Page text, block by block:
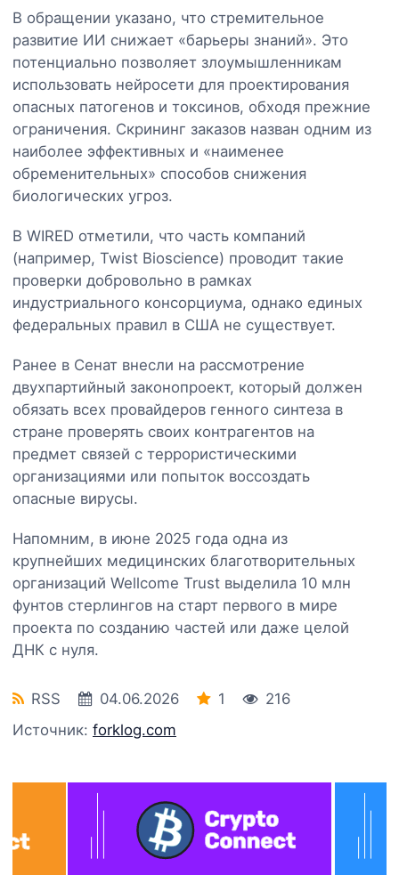
В обращении указано, что стремительное
развитие ИИ снижает «барьеры знаний». Это
потенциально позволяет злоумышленникам
использовать нейросети для проектирования
опасных патогенов и токсинов, обходя прежние
ограничения. Скрининг заказов назван одним из
наиболее эффективных и «наименее
обременительных» способов снижения
биологических угроз.
В WIRED отметили, что часть компаний
(например, Twist Bioscience) проводит такие
проверки добровольно в рамках
индустриального консорциума, однако единых
федеральных правил в США не существует.
Ранее в Сенат внесли на рассмотрение
двухпартийный законопроект, который должен
обязать всех провайдеров генного синтеза в
стране проверять своих контрагентов на
предмет связей с террористическими
организациями или попыток воссоздать
опасные вирусы.
Напомним, в июне 2025 года одна из
крупнейших медицинских благотворительных
организаций Wellcome Trust выделила 10 млн
фунтов стерлингов на старт первого в мире
проекта по созданию частей или даже целой
ДНК с нуля.
RSS 04.06.2026 1
216
Источник: forklog.com